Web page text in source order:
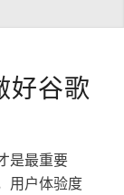
好谷歌
是最重要
用户体验度